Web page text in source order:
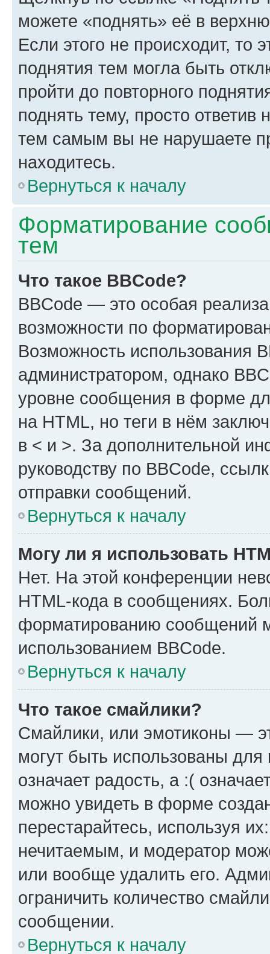
можете «поднять» её в
Если этого не происходит, то
поднятия тем могла быть
пройти до повторного
поднять тему, просто ответив
тем самым вы не нарушаете
находитесь.
Вернуться к началу
Форматирование
тем
Что такое BBCode?
BBCode — это особая
возможности по
Возможность использования
администратором, однако
уровне сообщения в форме
на HTML, но теги в нём
в < и >. За дополнительной
руководству по BBCode,
отправки сообщений.
Вернуться к началу
Могу ли я использовать
Нет. На этой конференции
HTML-кода в сообщениях.
форматированию сообщений
использованием BBCode.
Вернуться к началу
Что такое смайлики?
Смайлики, или эмотиконы —
могут быть использованы
означает радость, а :(
можно увидеть в форме
перестарайтесь, используя
нечитаемым, и модератор
или вообще удалить его.
ограничить количество
сообщении.
Вернуться к началу